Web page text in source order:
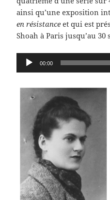
ainsi qu’une exposition
en résistance et qui est
Shoah à Paris jusqu’au 30
Lecteur
audio
00:00